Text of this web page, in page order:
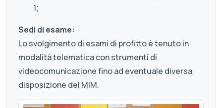
1;
Sedi di esame:
Lo svolgimento di esami di profitto è tenuto in
modalità telematica con strumenti di
videocomunicazione fino ad eventuale diversa
disposizione del MIM.